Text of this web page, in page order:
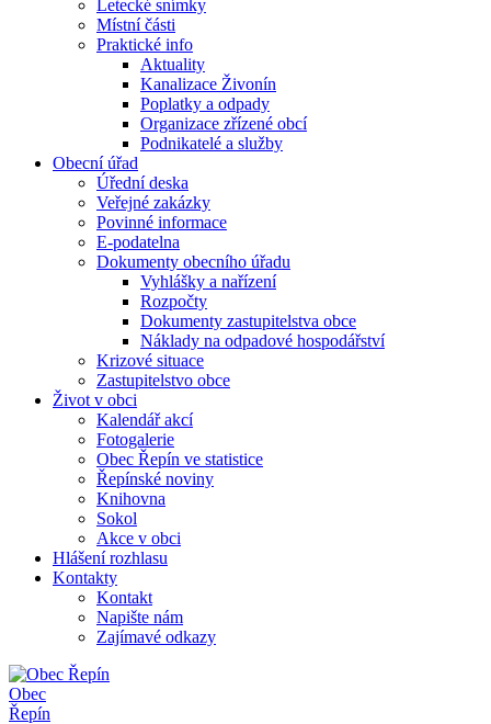
Letecké snímky
Místní části
Praktické info
Aktuality
Kanalizace Živonín
Poplatky a odpady
Organizace zřízené obcí
Podnikatelé a služby
Obecní úřad
Úřední deska
Veřejné zakázky
Povinné informace
E-podatelna
Dokumenty obecního úřadu
Vyhlášky a nařízení
Rozpočty
Dokumenty zastupitelstva obce
Náklady na odpadové hospodářství
Krizové situace
Zastupitelstvo obce
Život v obci
Kalendář akcí
Fotogalerie
Obec Řepín ve statistice
Řepínské noviny
Knihovna
Sokol
Akce v obci
Hlášení rozhlasu
Kontakty
Kontakt
Napište nám
Zajímavé odkazy
Obec
Řepín